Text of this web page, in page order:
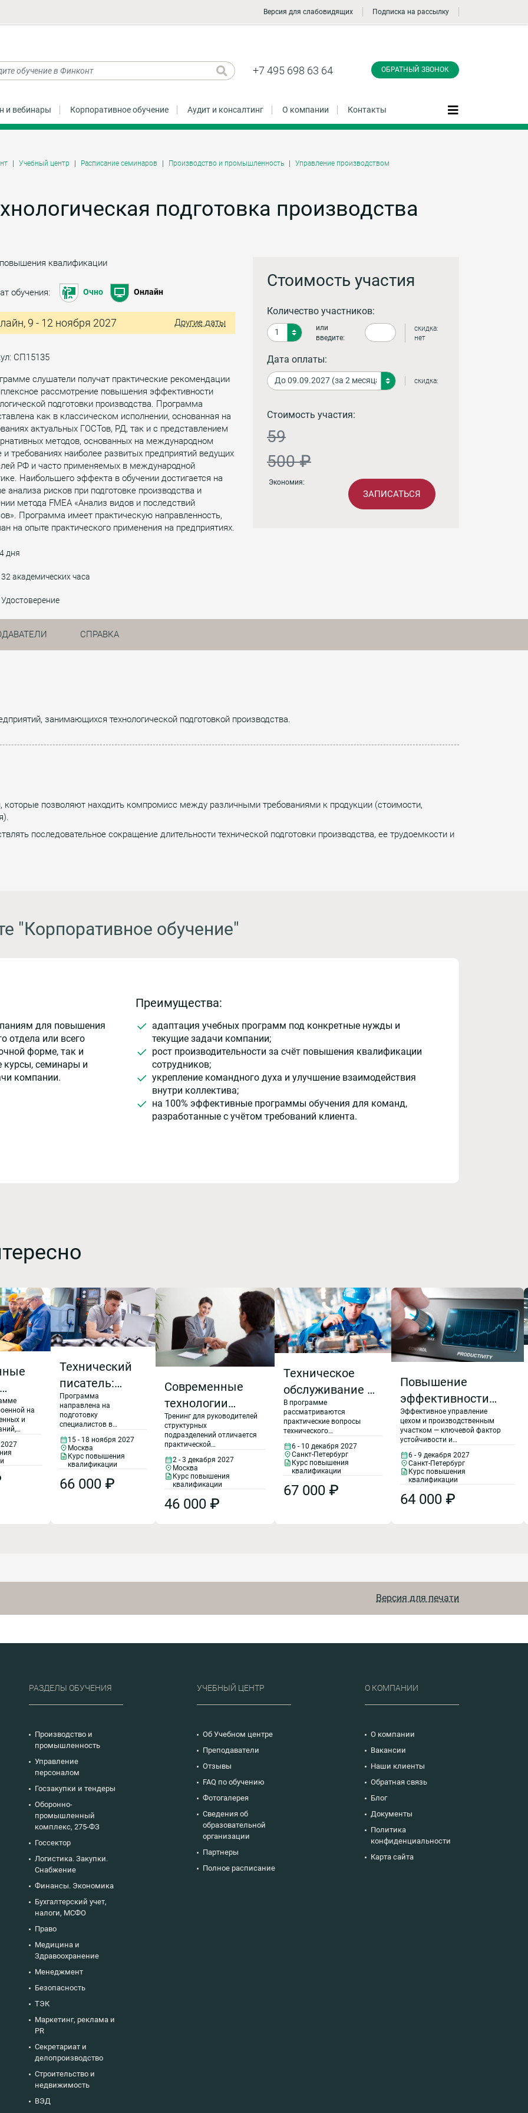
Версия для слабовидящих Подписка на рассылку
+7 495 698 63 64 ОБРАТНЫЙ ЗВОНОК
и вебинары Корпоративное обучение Аудит и консалтинг О компании Контакты
Учебный центр Расписание семинаров Производство и промышленность Управление производством
подготовка производства
квалификации
обучения: Очно Онлайн
9 - 12 ноября 2027 Другие даты
СП15135
слушатели получат практические рекомендации
рассмотрение повышения эффективности
подготовки производства. Программа
как в классическом исполнении, основанная на
актуальных ГОСТов, РД, так и с представлением
методов, основанных на международном
и требованиях наиболее развитых предприятий ведущих
РФ и часто применяемых в международной
Наибольшего эффекта в обучении достигается на
анализа рисков при подготовке производства и
метода FMEA «Анализ видов и последствий
Программа имеет практическую направленность,
на опыте практического применения на предприятиях.
4 дня
32 академических часа
Удостоверение
Стоимость участия
Количество участников:
или
введите:
скидка:
нет
Дата оплаты:
скидка:
Стоимость участия:
59
500 ₽
Экономия:
ЗАПИСАТЬСЯ
СПРАВКА
занимающихся технологической подготовкой производства.
позволяют находить компромисс между различными требованиями к продукции (стоимости,
последовательное сокращение длительности технической подготовки производства, ее трудоемкости и
"Корпоративное обучение"
для повышения
отдела или всего
форме, так и
курсы, семинары и
компании.
Преимущества:
адаптация учебных программ под конкретные нужды и
текущие задачи компании;
рост производительности за счёт повышения квалификации
сотрудников;
укрепление командного духа и улучшение взаимодействия
внутри коллектива;
на 100% эффективные программы обучения для команд,
разработанные с учётом требований клиента.
на
и
в
Технический
писатель:
создание
технической
документации
Программа
направлена на
подготовку
специалистов в
технической
документации.
Благодаря освещению
актуальных
теоретических
15 - 18 ноября 2027
Москва
Курс повышения
квалификации
66 000 ₽
Современные
технологии
управленческого
общения с
сотрудниками
Тренинг для руководителей
структурных
подразделений отличается
практической
обучения участники
получат практические
навыки эффективной
коммуникации с
сотрудниками и коллегами.
2 - 3 декабря 2027
Москва
Курс повышения
квалификации
46 000 ₽
Техническое
обслуживание и
ремонт
промышленного
оборудования
(ТОиР)
В программе
рассматриваются
практические вопросы
технического
промышленного
оборудования, контроля за
технической
содержанием
оборудования.
6 - 10 декабря 2027
Санкт-Петербург
Курс повышения
квалификации
67 000 ₽
Повышение
эффективности
работы цеха и
производственного
участка
промышленного
предприятия
Эффективное управление
цехом и производственным
участком — ключевой фактор
устойчивости и
промышленного предприятия.
Программа разработана
экспертами-практиками и
конкретных управленческих
навыков, позволяющих
6 - 9 декабря 2027
Санкт-Петербург
Курс повышения
квалификации
64 000 ₽
Версия для печати
РАЗДЕЛЫ ОБУЧЕНИЯ
Производство и
промышленность
Управление
персоналом
Госзакупки и тендеры
Оборонно-
промышленный
комплекс, 275-ФЗ
Госсектор
Логистика. Закупки.
Снабжение
Финансы. Экономика
Бухгалтерский учет,
налоги, МСФО
Право
Медицина и
Здравоохранение
Менеджмент
Безопасность
ТЭК
Маркетинг, реклама и
PR
Секретариат и
делопроизводство
Строительство и
недвижимость
ВЭД
УЧЕБНЫЙ ЦЕНТР
Об Учебном центре
Преподаватели
Отзывы
FAQ по обучению
Фотогалерея
Сведения об
образовательной
организации
Партнеры
Полное расписание
О КОМПАНИИ
О компании
Вакансии
Наши клиенты
Обратная связь
Блог
Документы
Политика
конфиденциальности
Карта сайта
звонок
Даю согласие на обработку персональных